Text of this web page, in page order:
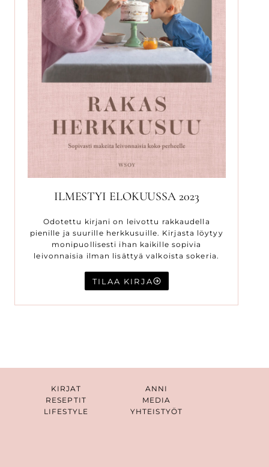
ILMESTYI ELOKUUSSA 2023
Odotettu kirjani on leivottu rakkaudella
pienille ja suurille herkkusuille. Kirjasta löytyy
monipuollisesti ihan kaikille sopivia
leivonnaisia ilman lisättyä valkoista sokeria.
TILAA KIRJA
KIRJAT
RESEPTIT
LIFESTYLE
ANNI
MEDIA
YHTEISTYÖT